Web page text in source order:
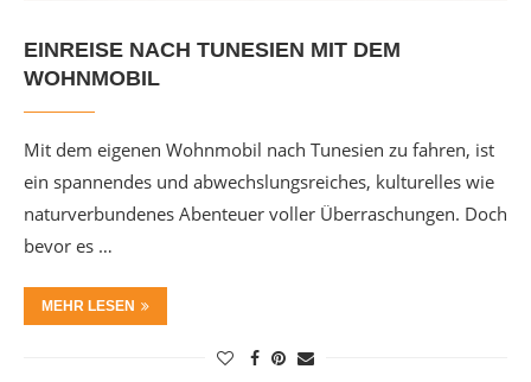
EINREISE NACH TUNESIEN MIT DEM
WOHNMOBIL
Mit dem eigenen Wohnmobil nach Tunesien zu fahren, ist
ein spannendes und abwechslungsreiches, kulturelles wie
naturverbundenes Abenteuer voller Überraschungen. Doch
bevor es …
MEHR LESEN